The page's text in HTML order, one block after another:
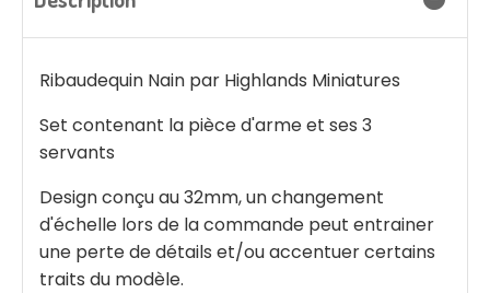
Ribaudequin Nain par Highlands Miniatures
Set contenant la pièce d'arme et ses 3
servants
Design conçu au 32mm, un changement
d'échelle lors de la commande peut entrainer
une perte de détails et/ou accentuer certains
traits du modèle.